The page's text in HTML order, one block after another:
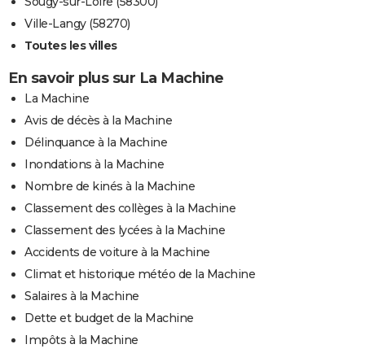
Ville-Langy (58270)
Toutes les villes
En savoir plus sur La Machine
La Machine
Avis de décès à la Machine
Délinquance à la Machine
Inondations à la Machine
Nombre de kinés à la Machine
Classement des collèges à la Machine
Classement des lycées à la Machine
Accidents de voiture à la Machine
Climat et historique météo de la Machine
Salaires à la Machine
Dette et budget de la Machine
Impôts à la Machine